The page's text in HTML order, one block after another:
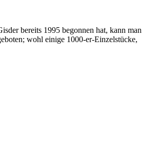
bereits 1995 begonnen hat, kann man
wohl einige 1000-er-Einzelstücke,